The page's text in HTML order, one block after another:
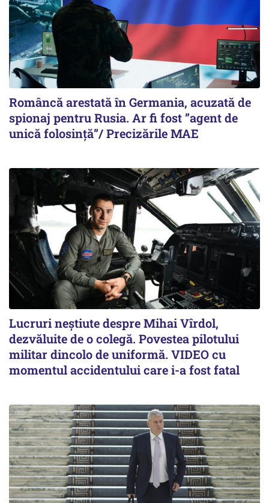
Româncă arestată în Germania, acuzată de
spionaj pentru Rusia. Ar fi fost ”agent de
unică folosință”/ Precizările MAE
Lucruri neștiute despre Mihai Vîrdol,
dezvăluite de o colegă. Povestea pilotului
militar dincolo de uniformă. VIDEO cu
momentul accidentului care i-a fost fatal